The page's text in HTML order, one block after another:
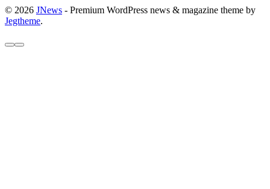
© 2026 JNews - Premium WordPress news & magazine theme by
Jegtheme.